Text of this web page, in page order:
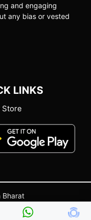
and engaging
any bias or vested
LINKS
Store
Terms and Conditions